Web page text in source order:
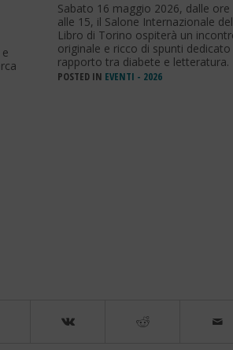
Sabato 16 maggio 2026, dalle ore
alle 15, il Salone Internazionale del
Libro di Torino ospiterà un
originale e ricco di spunti dedicato
rapporto tra diabete e letteratura.
POSTED IN EVENTI - 2026